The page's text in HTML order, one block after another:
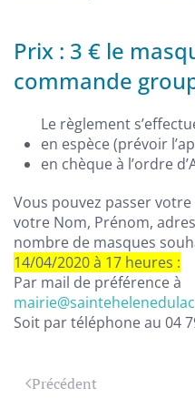
Prix : 3 € le
commande
Le règlement
en espèce (prévoir
en chèque à l’ordre
Vous pouvez passer
votre Nom, Prénom,
nombre de masques
14/04/2020 à 17 heures :
Par mail de préférence à
Soit par téléphone au 04
Précédent